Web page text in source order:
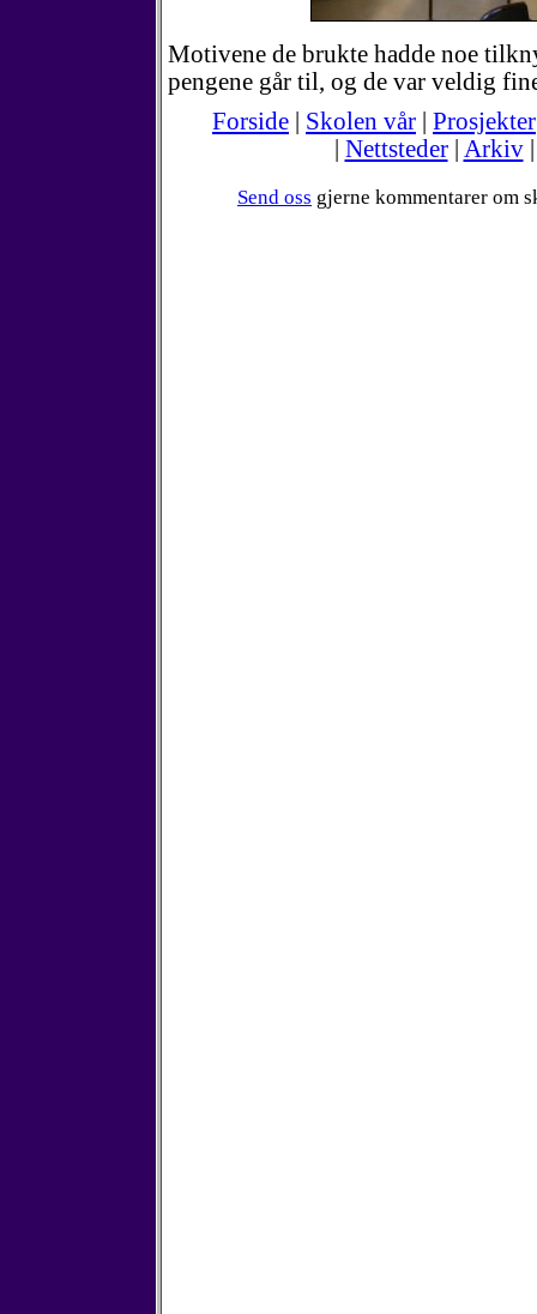
Motivene de brukte hadde noe
pengene går til, og de var veldig
Forside
Skolen vår Prosjekter
Nettsteder| Arkiv
Send oss gjerne kommentarer om